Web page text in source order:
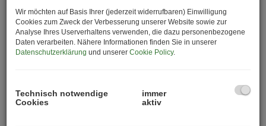
hochwertige Architektur und nachhaltigen Wohnkomfort
perfekt miteinander verbindet. Rund 100
Eigentumswohnungen bieten den idealen Wohnraum für
Singles, Paare, Familien und alle, die zentral und
überzeugen durch durchdachte Grundrisse,
Wir möchten auf Basis Ihrer (jederzeit widerrufbaren) Einwilligung
Cookies zum Zweck der Verbesserung unserer Website sowie zur
Analyse Ihres Userverhaltens verwenden, die dazu personenbezogene
Daten verarbeiten. Nähere Informationen finden Sie in unserer
Datenschutzerklärung und unserer Cookie Policy.
Technisch notwendige
Cookies
immer
aktiv